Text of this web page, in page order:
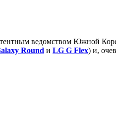
ведомством Южной
Round и LG G Flex) и,